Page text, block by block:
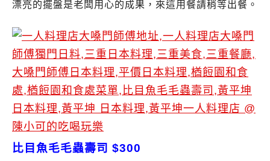
漂亮的擺盤是老闆用心的成果，來這用餐請稍等出餐。
比目魚毛毛蟲壽司 $300